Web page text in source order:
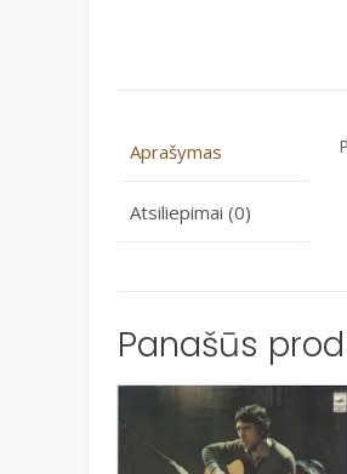
Aprašymas
Atsiliepimai (0)
Panašūs